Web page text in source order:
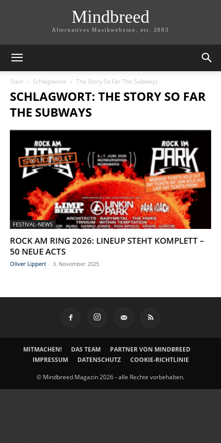
Mindbreed
Alternatives Musikwebzine, est. 2003
Start Schlagworte The Story So Far The Subways
SCHLAGWORT: THE STORY SO FAR
THE SUBWAYS
FESTIVAL-NEWS
ROCK AM RING 2026: LINEUP STEHT KOMPLETT –
50 NEUE ACTS
Oliver Lippert - 3. November 2025
MITMACHEN! DAS TEAM
PARTNER VON MINDBREED
IMPRESSUM
DATENSCHUTZ COOKIE-RICHTLINIE
© Mindbreed Magazin 2026 - alle Rechte vorbehalten.